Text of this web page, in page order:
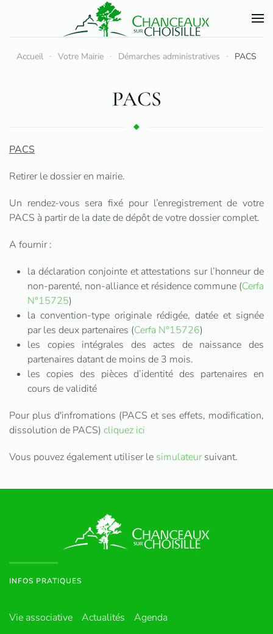
Accéder au contenu principal
Accueil Votre Mairie Démarches administratives PACS
PACS
PACS
Retirer le dossier en mairie.
Un rendez-vous sera fixé pour l’enregistrement de votre
PACS à partir de la date de dépôt de votre dossier complet.
A fournir :
la déclaration conjointe et attestations sur l’honneur de
non-parenté, non-alliance et résidence commune (Cerfa
N°15725)
la convention-type originale rédigée, datée et signée
par les deux partenaires (Cerfa N°15726)
les copies intégrales des actes de naissance des
partenaires datant de moins de 3 mois.
les copies des pièces d’identité des partenaires en
cours de validité
Pour plus d'infromations (PACS et ses effets, modification,
dissolution de PACS) cliquez ici
Vous pouvez également utiliser le simulateursuivant.
INFOS PRATIQUES
Vie associative Actualités
Agenda